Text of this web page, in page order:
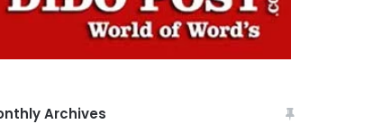
Archives